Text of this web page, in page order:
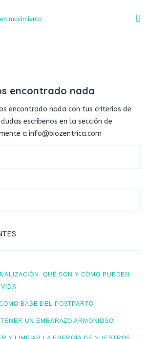
encontrado nada
encontrado nada con tus criterios de
escríbenos en la sección de
a info@biozentrica.com
QUÉ SON Y CÓMO PUEDEN
BASE DEL POSTPARTO
UN EMBARAZO ARMONIOSO